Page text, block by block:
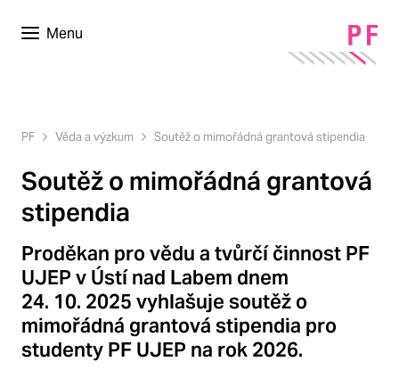
Menu
PF Věda a výzkum Soutěž o mimořádná grantová stipendia
Soutěž o mimořádná grantová
stipendia
Proděkan pro vědu a tvůrčí činnost PF
UJEP v Ústí nad Labem dnem
24. 10. 2025 vyhlašuje soutěž o
mimořádná grantová stipendia pro
studenty PF UJEP na rok 2026.